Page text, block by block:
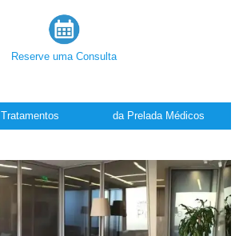
Reserve uma Consulta
Tratamentos da Prelada Médicos